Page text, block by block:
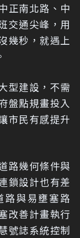
正南北路、中
交通尖峰，用
幾秒，就遇上
型建設，不需
盤點規畫投入
市民有感提升
路幾何條件與
鎖設計也有差
路與易壅塞路
改善計畫執行
號誌系統控制